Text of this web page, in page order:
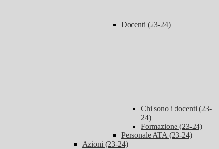
Docenti (23-24)
Chi sono i docenti (23-
24)
Formazione (23-24)
Personale ATA (23-24)
Azioni (23-24)